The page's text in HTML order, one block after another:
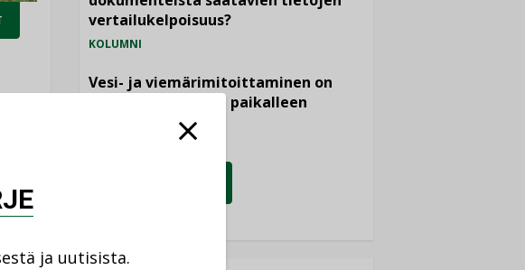
vertailukelpoisuus?
KOLUMNI
Vesi- ja viemärimitoittaminen on
jämähtänyt ajassa paikalleen
ja uutisista.